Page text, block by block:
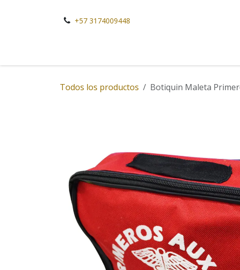
+57 3174009448
Todos los productos Botiquin Maleta